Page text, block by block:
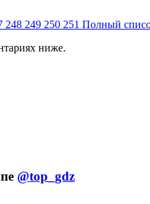
248 249 250 251 Полный
ниже.
@top_gdz